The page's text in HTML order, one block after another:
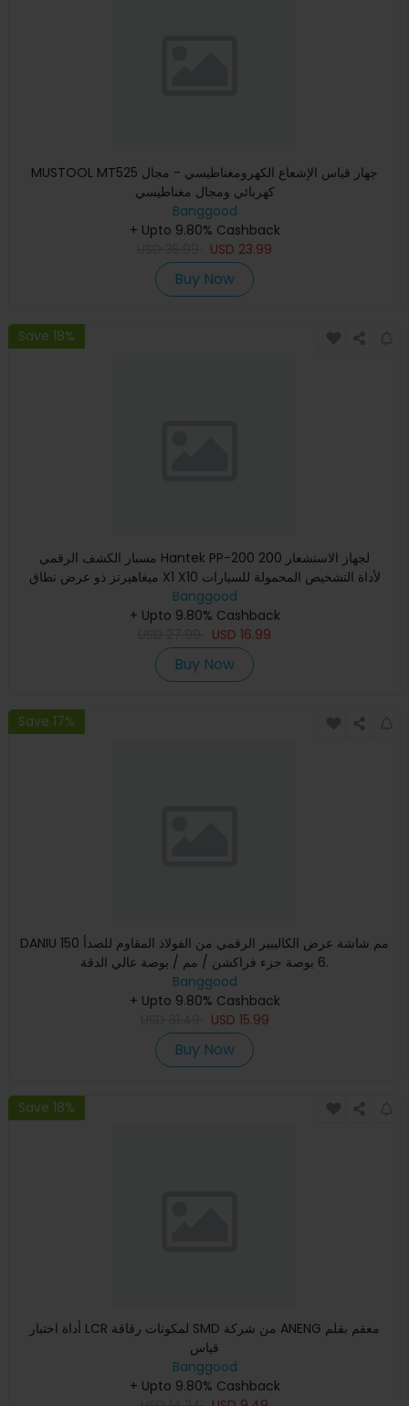
MUSTOOL MT525 جهاز قياس الإشعاع الكهرومغناطيسي - مجال
كهربائي ومجال مغناطيسي
Banggood
+ Upto 9.80% Cashback
USD 23.99
Buy Now
Save 18%
مسبار الكشف الرقمي Hantek PP-200 لجهاز الاستشعار 200
ميغاهيرتز ذو عرض نطاق X1 X10 لأداة التشخيص المحمولة للسيارات
جهاز ا
Banggood
+ Upto 9.80% Cashback
USD 16.99
Buy Now
Save 17%
DANIU 150 مم شاشة عرض الكاليبير الرقمي من الفولاذ المقاوم للصدأ
6 بوصة جزء فراكشن / مم / بوصة عالي الدقة.
Banggood
+ Upto 9.80% Cashback
USD 15.99
Buy Now
Save 18%
أداة اختبار LCR لمكونات رقاقة SMD من شركة ANENG معقم بقلم
قياس
Banggood
+ Upto 9.80% Cashback